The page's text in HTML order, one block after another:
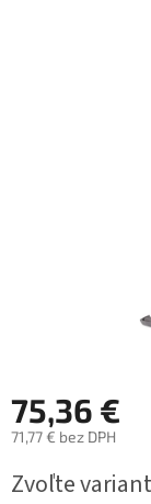
75,36 €
71,77 € bez DPH
cena:
Zvoľte variant